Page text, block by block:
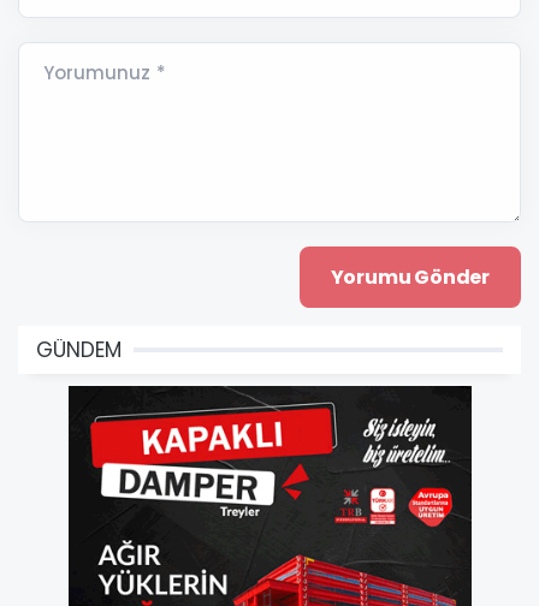
Yorumunuz *
GÜNDEM